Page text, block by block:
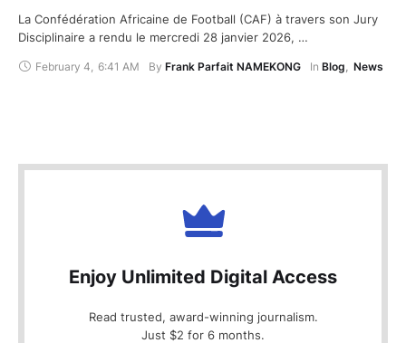
La Confédération Africaine de Football (CAF) à travers son Jury
Disciplinaire a rendu le mercredi 28 janvier 2026, …
February 4 6:41 AM By Frank Parfait NAMEKONG In Blog News
Enjoy Unlimited Digital Access
Read trusted, award-winning journalism.
Just $2 for 6 months.